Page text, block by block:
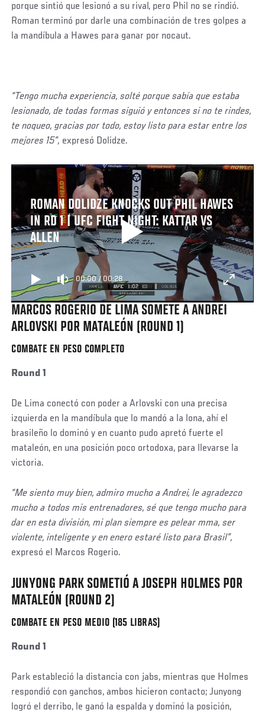
porque sintió que lesionó a su rival, pero Phil no se rindió.
Roman terminó por darle una combinación de tres golpes a
la mandíbula a Hawes para ganar por nocaut.
“Tengo mucha experiencia, solté porque sabía que estaba
lesionado, de todas formas siguió y entonces si no te rindes,
te noqueo, gracias por todo, estoy listo para estar entre los
mejores 15”, expresó Dolidze.
ROMAN DOLIDZE KNOCKS OUT PHIL HAWES
IN RD 1 | UFC FIGHT NIGHT: KATTAR VS
ALLEN
00:00 / 00:28
MARCOS ROGERIO DE LIMA SOMETE A ANDREI
ARLOVSKI POR MATALEÓN (ROUND 1)
COMBATE EN PESO COMPLETO
Round 1
De Lima conectó con poder a Arlovski con una precisa
izquierda en la mandíbula que lo mandó a la lona, ahí el
brasileño lo dominó y en cuanto pudo apretó fuerte el
mataleón, en una posición poco ortodoxa, para llevarse la
victoria.
“Me siento muy bien, admiro mucho a Andrei, le agradezco
mucho a todos mis entrenadores, sé que tengo mucho para
dar en esta división, mi plan siempre es pelear mma, ser
violente, inteligente y en enero estaré listo para Brasil”,
expresó el Marcos Rogerio.
Social
Post
JUNYONG PARK SOMETIÓ A JOSEPH HOLMES POR
MATALEÓN (ROUND 2)
COMBATE EN PESO MEDIO (185 LIBRAS)
Round 1
Park estableció la distancia con jabs, mientras que Holmes
respondió con ganchos, ambos hicieron contacto; Junyong
logró el derribo, le ganó la espalda y dominó la posición,